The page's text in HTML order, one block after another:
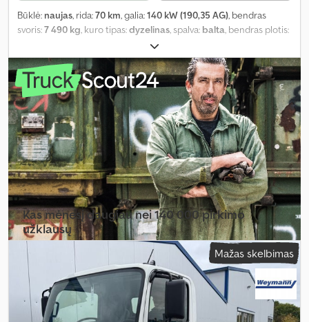
Būklė: naujas, rida:70 km, galia:140 kW (190,35 AG), bendras
svoris:7 490 kg, kuro tipas:dyzelinas, spalva: balta, bendras plotis:
2 265 mm
Įranga:ABS, centrinis užraktas, elektroninė stabilumo programa
(ESP), oro kondicionavimas, suodžių filtras,
Kas mėnesį daugiau nei 140 000 pirkimo
užklausų
Pasirinkite prekybininko paketąMažas skelbimas